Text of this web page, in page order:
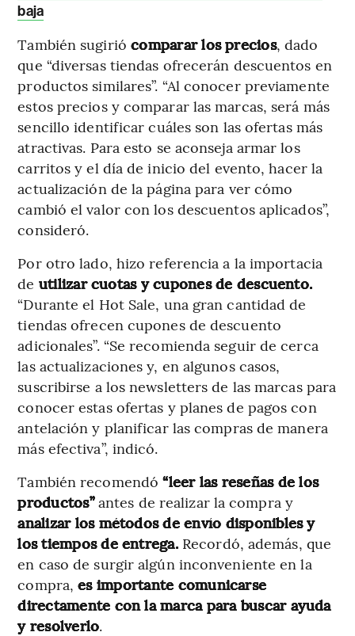
baja
También sugirió comparar los precios, dado
que “diversas tiendas ofrecerán descuentos en
productos similares”. “Al conocer previamente
estos precios y comparar las marcas, será más
sencillo identificar cuáles son las ofertas más
atractivas. Para esto se aconseja armar los
carritos y el día de inicio del evento, hacer la
actualización de la página para ver cómo
cambió el valor con los descuentos aplicados”,
consideró.
Por otro lado, hizo referencia a la importacia
de utilizar cuotas y cupones de descuento.
“Durante el Hot Sale, una gran cantidad de
tiendas ofrecen cupones de descuento
adicionales”. “Se recomienda seguir de cerca
las actualizaciones y, en algunos casos,
suscribirse a los newsletters de las marcas para
conocer estas ofertas y planes de pagos con
antelación y planificar las compras de manera
más efectiva”, indicó.
También recomendó “leer las reseñas de los
productos”antes de realizar la compra y
analizar los métodos de envío disponibles y
los tiempos de entrega.Recordó, además, que
en caso de surgir algún inconveniente en la
compra,es importante comunicarse
directamente con la marca para buscar ayuda
y resolverlo.